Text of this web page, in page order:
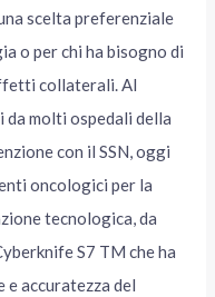
scelta preferenziale
o per chi ha bisogno di
collaterali. Al
molti ospedali della
con il SSN, oggi
oncologici per la
tecnologica, da
S7 TM che ha
accuratezza del